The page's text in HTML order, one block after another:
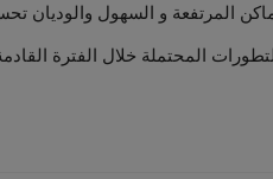
المرتفعة و السهول والوديان
المحتملة خلال الفترة